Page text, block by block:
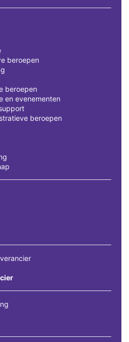
beroepen
beroepen
en evenementen
beroepen